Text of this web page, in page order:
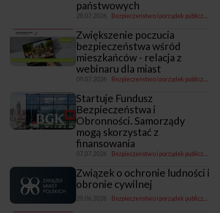
państwowych
28.07.2026 Bezpieczeństwo i porządek publiczny
Zwiększenie poczucia
bezpieczeństwa wśród
mieszkańców - relacja z
webinaru dla miast
09.07.2026 Bezpieczeństwo i porządek publiczny
Startuje Fundusz
Bezpieczeństwa i
Obronności. Samorządy
mogą skorzystać z
finansowania
07.07.2026 Bezpieczeństwo i porządek publiczny
Związek o ochronie ludności i
obronie cywilnej
29.06.2026 Bezpieczeństwo i porządek publiczny